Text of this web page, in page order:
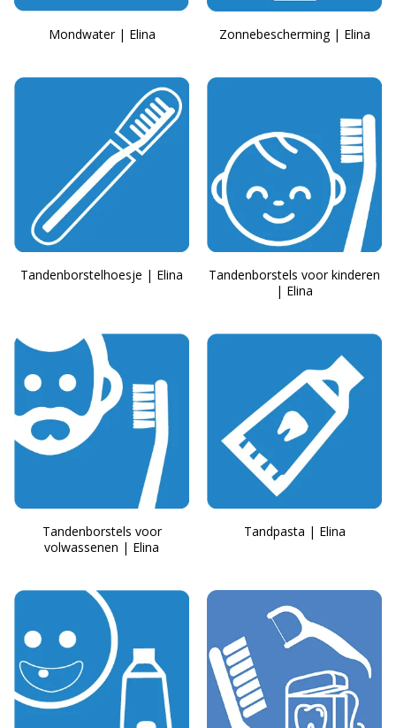
Mondwater | Elina Zonnebescherming | Elina
Tandenborstelhoesje | Elina
Tandenborstels voor kinderen
| Elina
Tandenborstels voor
volwassenen | Elina
Tandpasta | Elina